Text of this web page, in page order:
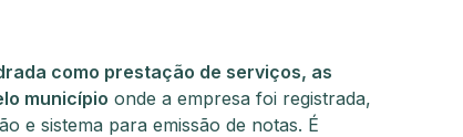
como prestação de serviços, as
município onde a empresa foi registrada,
e sistema para emissão de notas. É